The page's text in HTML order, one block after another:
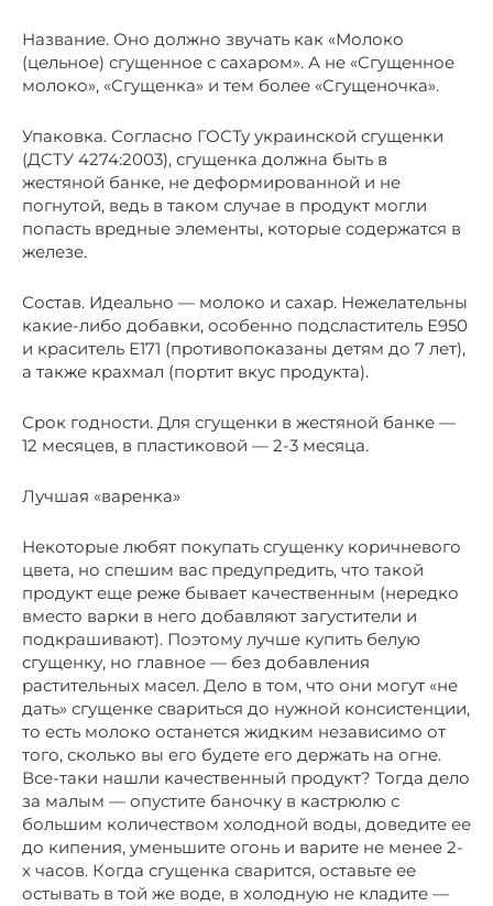
Название. Оно должно звучать как «Молоко
(цельное) сгущенное с сахаром». А не «Сгущенное
молоко», «Сгущенка» и тем более «Сгущеночка».
Упаковка. Согласно ГОСТу украинской сгущенки
(ДСТУ 4274:2003), сгущенка должна быть в
жестяной банке, не деформированной и не
погнутой, ведь в таком случае в продукт могли
попасть вредные элементы, которые содержатся в
железе.
Состав. Идеально — молоко и сахар. Нежелательны
какие-либо добавки, особенно подсластитель Е950
и краситель Е171 (противопоказаны детям до 7 лет),
а также крахмал (портит вкус продукта).
Срок годности. Для сгущенки в жестяной банке —
12 месяцев, в пластиковой — 2-3 месяца.
Лучшая «варенка»
Некоторые любят покупать сгущенку коричневого
цвета, но спешим вас предупредить, что такой
продукт еще реже бывает качественным (нередко
вместо варки в него добавляют загустители и
подкрашивают). Поэтому лучше купить белую
сгущенку, но главное — без добавления
растительных масел. Дело в том, что они могут «не
дать» сгущенке свариться до нужной консистенции,
то есть молоко останется жидким независимо от
того, сколько вы его будете его держать на огне.
Все-таки нашли качественный продукт? Тогда дело
за малым — опустите баночку в кастрюлю с
большим количеством холодной воды, доведите ее
до кипения, уменьшите огонь и варите не менее 2-
х часов. Когда сгущенка сварится, оставьте ее
остывать в той же воде, в холодную не кладите —